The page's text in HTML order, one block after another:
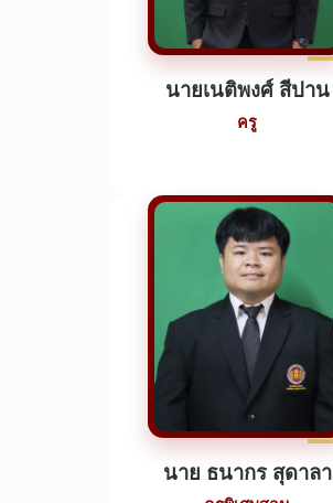
นายเนติพงศ์ สีปาน
ครู
นาย ธนากร สุดาลา